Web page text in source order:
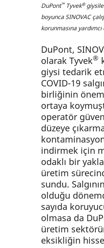
DuPont™Tyvek®
boyunca SINOVAC
korunmasına yardımcı
DuPont,
olarak Tyvek®
giysi tedarik
COVID-19
birliğinin
ortaya
operatör
düzeye
indirmek için
odaklı bir
üretim
sundu.
olduğu
sayıda
olmasa da
üretim
eksikliğin